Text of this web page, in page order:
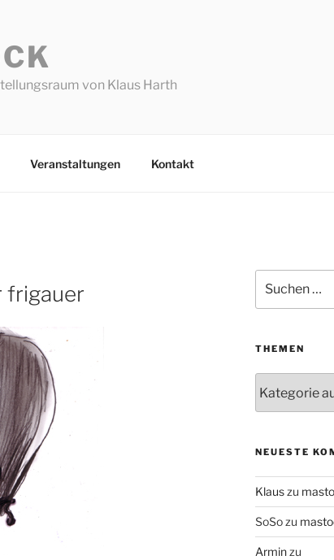
von Klaus Harth
Veranstaltungen Kontakt
frigauer
nach:
THEMEN
NEUESTE
Klauszu
SoSozu
Arminzu